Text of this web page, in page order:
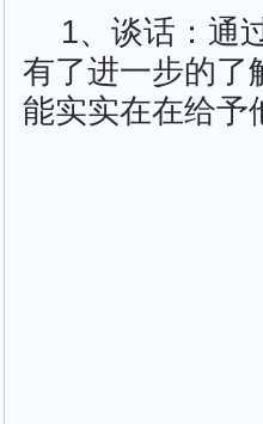
1、谈话：通
有了进一步的了
能实实在在给予